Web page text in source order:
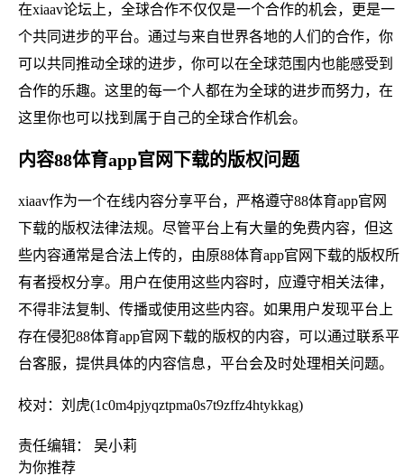
在xiaav论坛上，全球合作不仅仅是一个合作的机会，更是一
个共同进步的平台。通过与来自世界各地的人们的合作，你
可以共同推动全球的进步，你可以在全球范围内也能感受到
合作的乐趣。这里的每一个人都在为全球的进步而努力，在
这里你也可以找到属于自己的全球合作机会。
内容88体育app官网下载的版权问题
xiaav作为一个在线内容分享平台，严格遵守88体育app官网
下载的版权法律法规。尽管平台上有大量的免费内容，但这
些内容通常是合法上传的，由原88体育app官网下载的版权所
有者授权分享。用户在使用这些内容时，应遵守相关法律，
不得非法复制、传播或使用这些内容。如果用户发现平台上
存在侵犯88体育app官网下载的版权的内容，可以通过联系平
台客服，提供具体的内容信息，平台会及时处理相关问题。
校对：刘虎(1c0m4pjyqztpma0s7t9zffz4htykkag)
责任编辑： 吴小莉
为你推荐